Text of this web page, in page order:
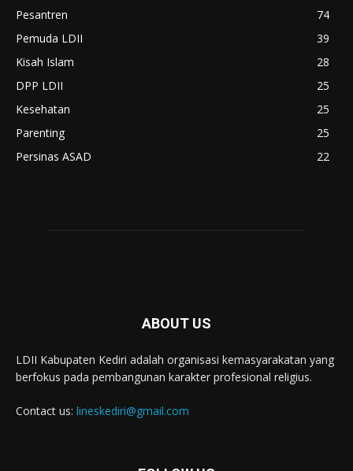
Pesantren
74
Pemuda LDII
39
Kisah Islam
28
DPP LDII
25
Kesehatan
25
Parenting
25
Persinas ASAD
22
ABOUT US
LDII Kabupaten Kediri adalah organisasi kemasyarakatan yang
berfokus pada pembangunan karakter profesional religius.
Contact us: lineskediri@gmail.com